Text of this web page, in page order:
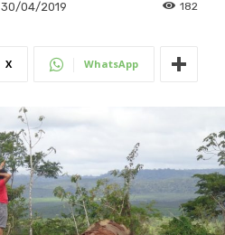
30/04/2019 182
X WhatsApp